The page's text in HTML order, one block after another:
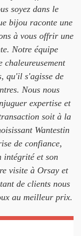
soyez dans le
bijou raconte une
à vous offrir une
Notre équipe
chaleureusement
qu'il s'agisse de
Nous nous
expertise et
soit à la
Wantestin
de confiance,
intégrité et son
visite à Orsay et
de clients nous
au meilleur prix.